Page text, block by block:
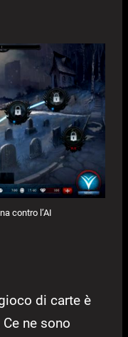
contro l’AI
di carte è
ne sono